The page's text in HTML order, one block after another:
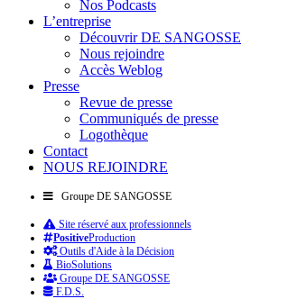
Nos Podcasts
L’entreprise
Découvrir DE SANGOSSE
Nous rejoindre
Accès Weblog
Presse
Revue de presse
Communiqués de presse
Logothèque
Contact
NOUS REJOINDRE
Groupe DE SANGOSSE
Site réservé aux professionnels
PositiveProduction
Outils d'Aide à la Décision
BioSolutions
Groupe DE SANGOSSE
F.D.S.